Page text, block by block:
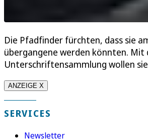
Die Pfadfinder fürchten, dass sie
übergangene werden könnten. Mit
Unterschriftensammlung wollen
ANZEIGE X
SERVICES
Newsletter